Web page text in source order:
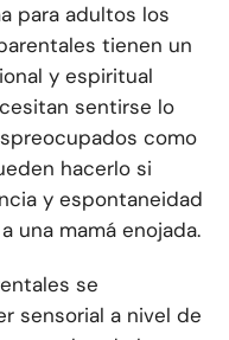
para adultos los
tienen un
y espiritual
sentirse lo
como
hacerlo si
y espontaneidad
una mamá enojada.
se
sensorial a nivel de